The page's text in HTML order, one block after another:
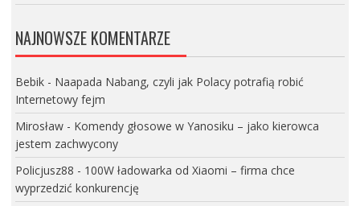
NAJNOWSZE KOMENTARZE
Bebik- Naapada Nabang, czyli jak Polacy potrafią robić
Internetowy fejm
Mirosław- Komendy głosowe w Yanosiku – jako kierowca
jestem zachwycony
Policjusz88 - 100W ładowarka od Xiaomi – firma chce
wyprzedzić konkurencję